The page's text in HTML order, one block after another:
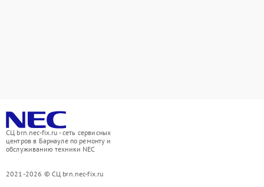
СЦ brn.nec-fix.ru - сеть сервисных
центров в Барнауле по ремонту и
обслуживанию техники NEC
2021-2026 © СЦ brn.nec-fix.ru